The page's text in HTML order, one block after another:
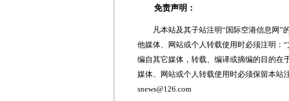
免责声明：
凡本站及其子站注明“国际空港信息网”
他媒体、网站或个人转载使用时必须注明：
编自其它媒体，转载、编译或摘编的目的在
媒体、网站或个人转载使用时必须保留本站
snews@126.com